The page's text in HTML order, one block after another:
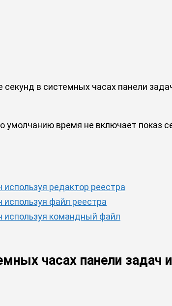
в системных часах панели
время не включает показ
редактор реестра
файл реестра
используя командный файл
часах панели задач